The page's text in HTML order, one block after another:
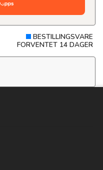
BESTILLINGSVARE
FORVENTET 14 DAGER